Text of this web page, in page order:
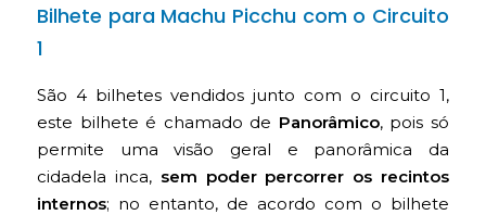
Bilhete para Machu Picchu com o Circuito
1
São 4 bilhetes vendidos junto com o circuito 1,
este bilhete é chamado de Panorâmico, pois só
permite uma visão geral e panorâmica da
cidadela inca, sem poder percorrer os recintos
internos; no entanto, de acordo com o bilhete